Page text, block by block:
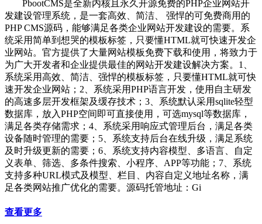
PbootCMS是全新内核且永久开源免费的PHP企业网站开
发建设管理系统，是一套高效、简洁、 强悍的可免费商用的
PHP CMS源码，能够满足各类企业网站开发建设的需要。系
统采用简单到想哭的模板标签，只要懂HTML就可快速开发企
业网站。官方提供了大量网站模板免费下载和使用，将致力于
为广大开发者和企业提供最佳的网站开发建设解决方案。1、
系统采用高效、简洁、强悍的模板标签，只要懂HTML就可快
速开发企业网站；2、系统采用PHP语言开发，使用自主研发
的高速多层开发框架及缓存技术；3、系统默认采用sqlite轻型
数据库，放入PHP空间即可直接使用，可选mysql等数据库，
满足各类存储需求；4、系统采用响应式管理后台，满足各类
设备随时管理的需要；5、系统支持后台在线升级，满足系统
及时升级更新的需要；6、系统支持内容模型、多语言、自定
义表单、筛选、多条件搜索、小程序、APP等功能；7、系统
支持多种URL模式及模型、栏目、内容自定义地址名称，满
足各类网站推广优化的需要。源码托管地址：Gi
查看更多